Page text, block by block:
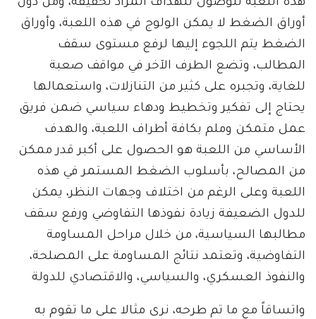
هذه اللعبة للوصول للهداف المراد تحقيقه، ومن دون
أوراق الضغط لا يمكن الولوج في هذه اللعبة، وأوراق
الضغط يتم اللجوء إليها لرفع مستوى سقف
المطالب، وتضع الطرف الآخر في مواقف صعبة
للغاية، وتجبره على كثير من التنازلات، واستعمالها
يحتاج إلى تفكير وتخطيط ودهاء سياسي ضمن فريق
عمل متمكن وملم بكافة أطراف اللعبة، والهدف
الأساسي من اللعبة هو الحصول على أكبر قدر ممكن
من المصالح، بأسلوب الضغط المستمر في هذه
اللعبة وعلى الرغم من اختلاف وجهات النظر، يمكن
للدول الضعيفة زيادة نفوذها التفاوضي ورفع سقف
مطالبها السياسية، من خلال مراحل المساومة
التفاوضية، وتعتمد نتائج المساومة على المصلحة،
والنفوذ العسكري، والسياسي، والاقتصادي للدولة
واتساقاً مع ما تم طرحه، نرى مثالا على ما تقوم به